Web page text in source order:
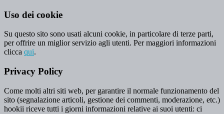
Uso dei cookie
Su questo sito sono usati alcuni cookie, in particolare di terze parti,
per offrire un miglior servizio agli utenti. Per maggiori informazioni
clicca qui.
Privacy Policy
Come molti altri siti web, per garantire il normale funzionamento del
sito (segnalazione articoli, gestione dei commenti, moderazione, etc.)
hookii riceve tutti i giorni informazioni relative ai suoi utenti: ci